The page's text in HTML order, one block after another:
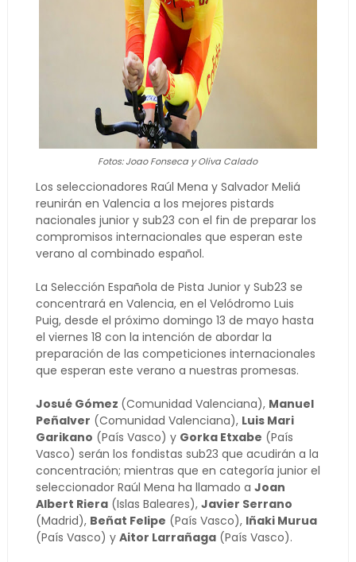
Fotos: Joao Fonseca y Oliva Calado
Los seleccionadores Raúl Mena y Salvador Meliá
reunirán en Valencia a los mejores pistards
nacionales junior y sub23 con el fin de preparar los
compromisos internacionales que esperan este
verano al combinado español.
La Selección Española de Pista Junior y Sub23 se
concentrará en Valencia, en el Velódromo Luis
Puig, desde el próximo domingo 13 de mayo hasta
el viernes 18 con la intención de abordar la
preparación de las competiciones internacionales
que esperan este verano a nuestras promesas.
Josué Gómez (Comunidad Valenciana), Manuel
Peñalver (Comunidad Valenciana), Luis Mari
Garikano (País Vasco) y Gorka Etxabe (País
Vasco) serán los fondistas sub23 que acudirán a la
concentración; mientras que en categoría junior el
seleccionador Raúl Mena ha llamado a Joan
Albert Riera(Islas Baleares), Javier Serrano
(Madrid), Beñat Felipe (País Vasco), Iñaki Murua
(País Vasco) y Aitor Larrañaga(País Vasco).